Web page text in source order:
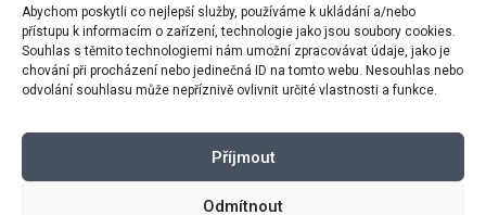
Abychom poskytli co nejlepší služby, používáme k ukládání a/nebo
přístupu k informacím o zařízení, technologie jako jsou soubory cookies.
Souhlas s těmito technologiemi nám umožní zpracovávat údaje, jako je
chování při procházení nebo jedinečná ID na tomto webu. Nesouhlas nebo
odvolání souhlasu může nepříznivě ovlivnit určité vlastnosti a funkce.
Příjmout
Odmítnout
* Říjen, listopad a prosinec
OTEVŘENO POUZE
PO/ST/PÁ